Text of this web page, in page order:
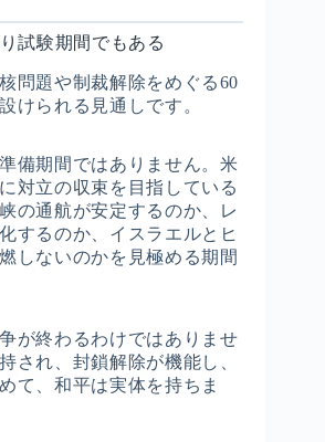
試験期間でもある
問題や制裁解除をめぐる60
けられる見通しです。
備期間ではありません。米
対立の収束を目指している
の通航が安定するのか、レ
するのか、イスラエルとヒ
しないのかを見極める期間
が終わるわけではありませ
され、封鎖解除が機能し、
て、和平は実体を持ちま